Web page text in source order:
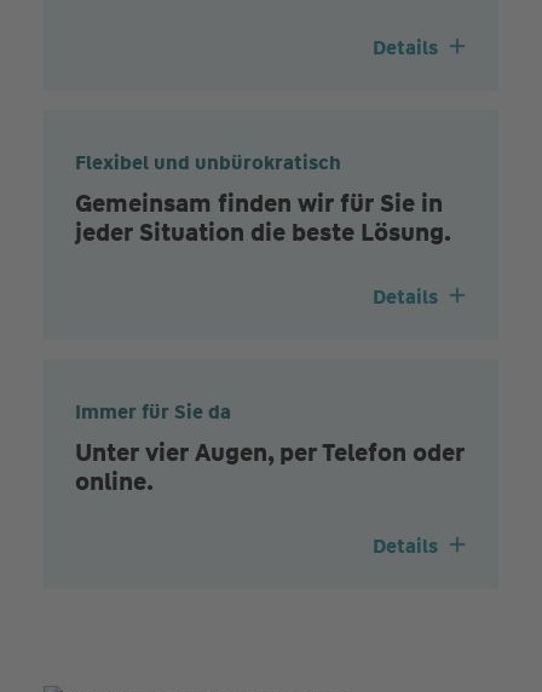
Details
Flexibel und unbürokratisch
Gemeinsam finden wir für Sie in
jeder Situation die beste Lösung.
Details
Immer für Sie da
Unter vier Augen, per Telefon oder
online.
Details